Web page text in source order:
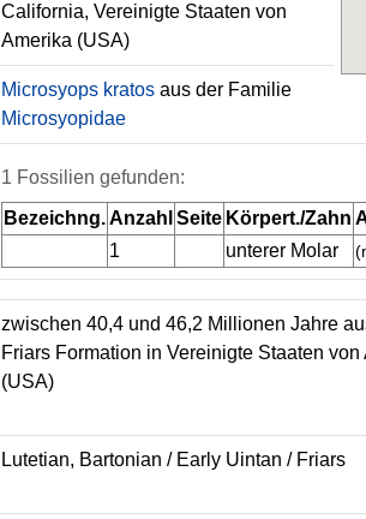
California, Vereinigte Staaten von
Amerika (USA)
Microsyops kratos aus der Familie
Microsyopidae
1 Fossilien gefunden:
Bezeichng.Anzahl Seite Körpert./Zahn
1
unterer Molar
zwischen 40,4 und 46,2 Millionen Jahre
Friars Formation in Vereinigte Staaten von
(USA)
Lutetian, Bartonian / Early Uintan / Friars